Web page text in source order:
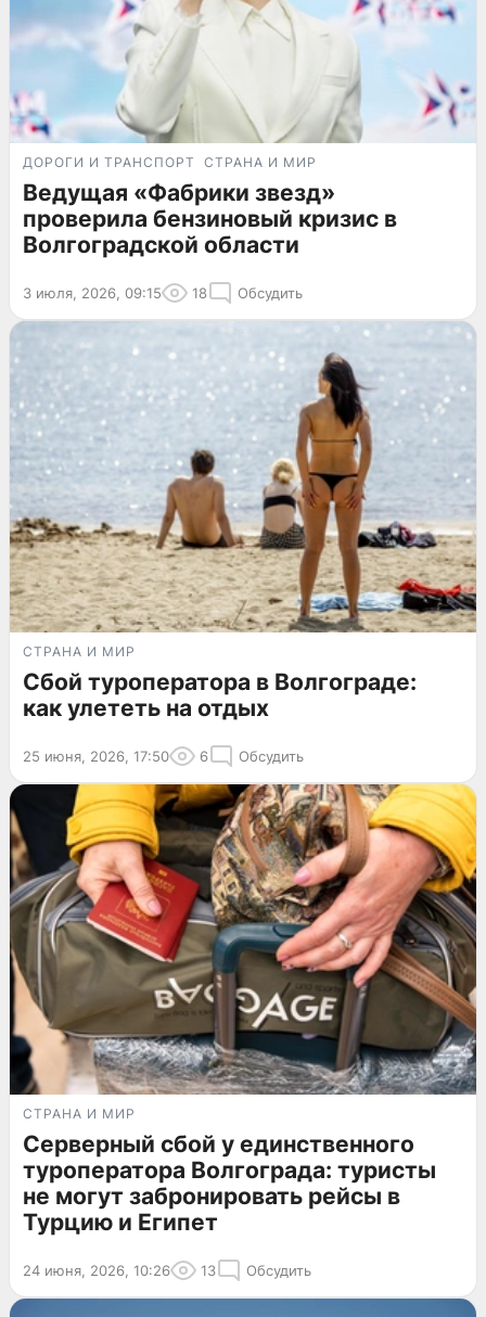
ДОРОГИ И ТРАНСПОРТ СТРАНА И МИР
Ведущая «Фабрики звезд»
проверила бензиновый кризис в
Волгоградской области
3 июля, 2026, 09:15 18 Обсудить
СТРАНА И МИР
Сбой туроператора в Волгограде:
как улететь на отдых
25 июня, 2026, 17:50 6 Обсудить
СТРАНА И МИР
Серверный сбой у единственного
туроператора Волгограда: туристы
не могут забронировать рейсы в
Турцию и Египет
24 июня, 2026, 10:26 13 Обсудить